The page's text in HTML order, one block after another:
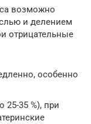
возможно
и делением
отрицательные
особенно
25-35 %), при